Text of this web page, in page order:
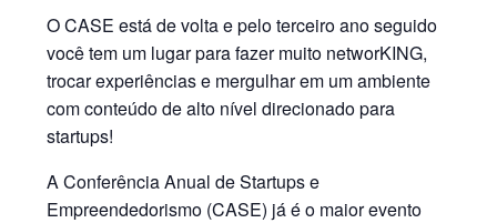
O CASE está de volta e pelo terceiro ano seguido
você tem um lugar para fazer muito networKING,
trocar experiências e mergulhar em um ambiente
com conteúdo de alto nível direcionado para
startups!
A Conferência Anual de Startups e
Empreendedorismo (CASE) já é o maior evento